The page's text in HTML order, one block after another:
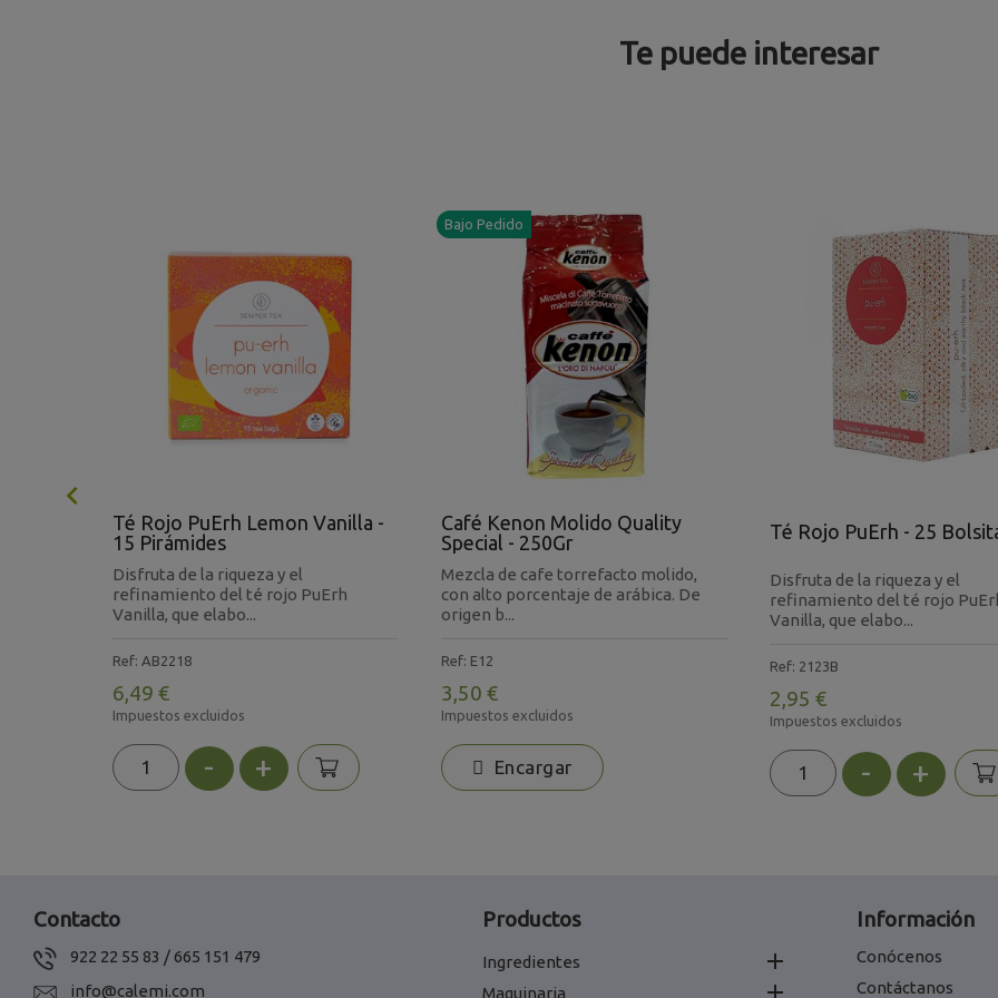
Te puede interesar

Té Rojo PuErh Lemon Vanilla -
15 Pirámides
Disfruta de la riqueza y el
refinamiento del té rojo PuErh
Vanilla, que elabo...
Ref: AB2218
6,49 €
Impuestos excluidos
- +
Café Kenon Molido Quality
Special - 250Gr
Mezcla de cafe torrefacto molido,
con alto porcentaje de arábica. De
origen b...
Ref: E12
3,50 €
Impuestos excluidos
Encargar
Bajo Pedido
Té Rojo PuErh - 25
Disfruta de la riqueza y el
refinamiento del té rojo
Vanilla, que elabo...
Ref: 2123B
2,95 €
Impuestos excluidos
- +
Contacto
922 22 55 83 / 665 151 479
info@calemi.com
Productos
Ingredientes 
Maquinaria 
Información
Conócenos
Contáctanos